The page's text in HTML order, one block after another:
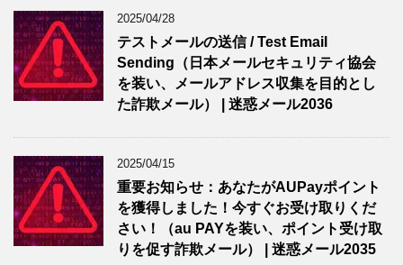
2025/04/28
テストメールの送信 / Test Email
Sending（日本メールセキュリティ協会
を装い、メールアドレス収集を目的とし
た詐欺メール） | 迷惑メール2036
2025/04/15
重要お知らせ：あなたがAUPayポイント
を獲得しました！今すぐお受け取りくだ
さい！（au PAYを装い、ポイント受け取
りを促す詐欺メール） | 迷惑メール2035